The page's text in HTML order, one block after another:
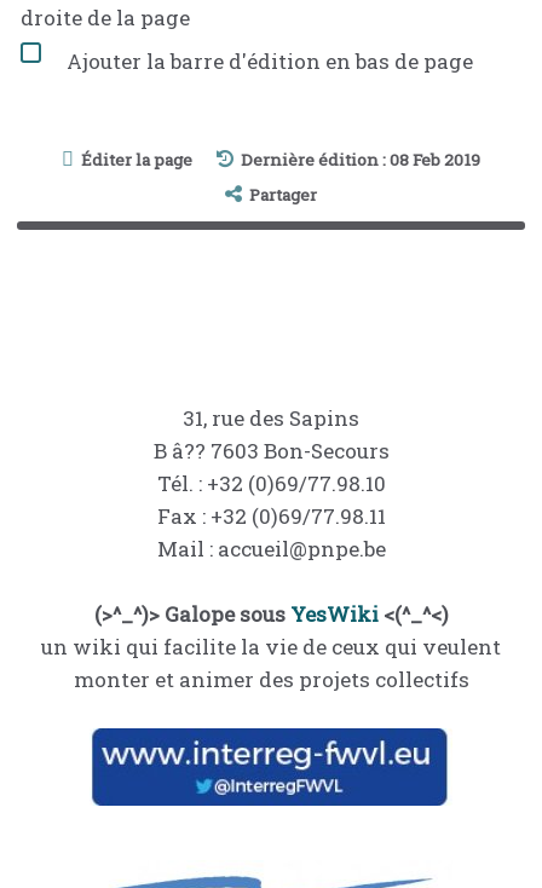
droite de la page
Ajouter la barre d'édition en bas de page
Éditer la page
Dernière édition : 08 Feb 2019
Partager
31, rue des Sapins
B â?? 7603 Bon-Secours
Tél. : +32 (0)69/77.98.10
Fax : +32 (0)69/77.98.11
Mail : accueil@pnpe.be
(>^_^)> Galope sous YesWiki<(^_^<)
un wiki qui facilite la vie de ceux qui veulent
monter et animer des projets collectifs